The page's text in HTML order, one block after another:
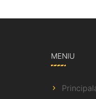
MENIU